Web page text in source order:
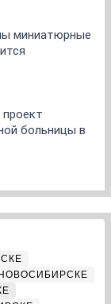
миниатюрные
больницы в